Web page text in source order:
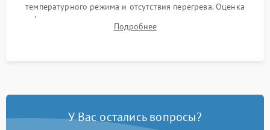
температурного режима и отсутствия перегрева. Оценка
фокуса, контрастности и цветопередачи на тестовых
таблицах. Проверка работы всех видеовходов и кнопок
Подробнее
У Вас остались вопросы?